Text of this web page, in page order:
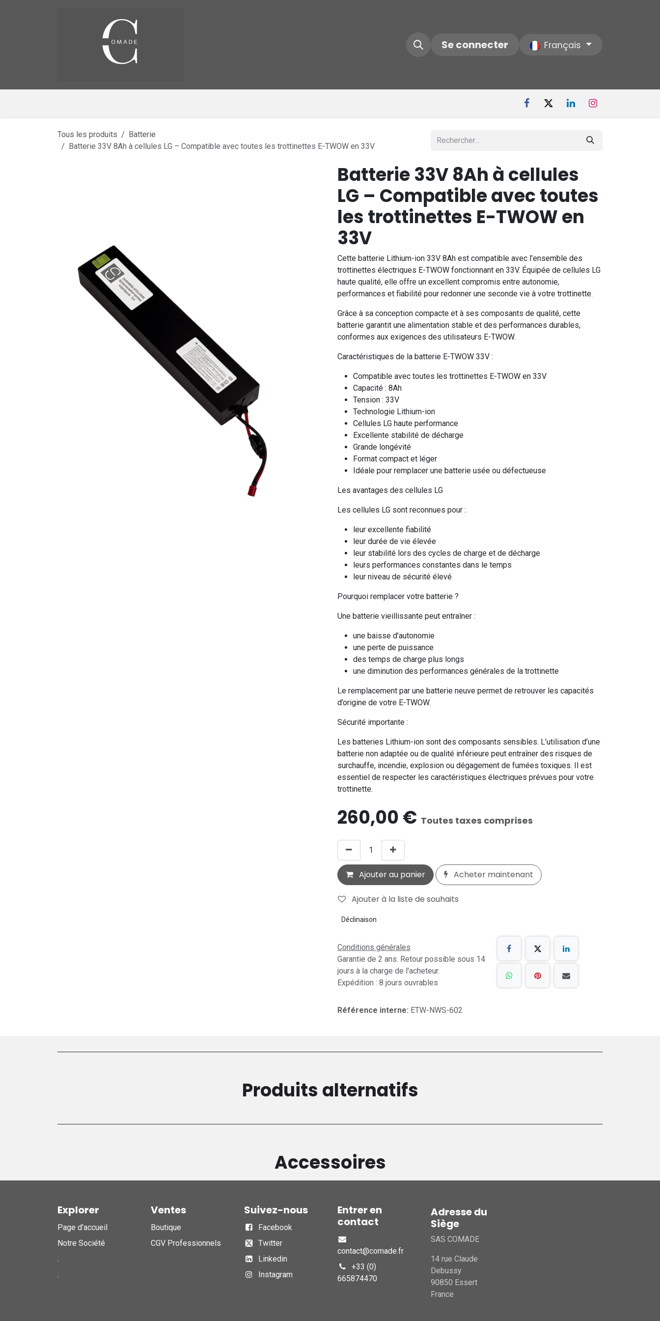
Contactez-nous Notre Société
Se connecter Français
Tous les produits
Batterie
Batterie 33V 8Ah à cellules LG – Compatible avec toutes les trottinettes E-TWOW en 33V
Batterie 33V 8Ah à cellules
LG – Compatible avec toutes
les trottinettes E-TWOW en
33V
Cette batterie Lithium-ion 33V 8Ah est compatible avec l’ensemble des
trottinettes électriques E-TWOW fonctionnant en 33V. Équipée de cellules LG
haute qualité, elle offre un excellent compromis entre autonomie,
performances et fiabilité pour redonner une seconde vie à votre trottinette.
Grâce à sa conception compacte et à ses composants de qualité, cette
batterie garantit une alimentation stable et des performances durables,
conformes aux exigences des utilisateurs E-TWOW.
Caractéristiques de la batterie E-TWOW 33V :
Compatible avec toutes les trottinettes E-TWOW en 33V
Capacité : 8Ah
Tension : 33V
Technologie Lithium-ion
Cellules LG haute performance
Excellente stabilité de décharge
Grande longévité
Format compact et léger
Idéale pour remplacer une batterie usée ou défectueuse
Les avantages des cellules LG
Les cellules LG sont reconnues pour :
leur excellente fiabilité
leur durée de vie élevée
leur stabilité lors des cycles de charge et de décharge
leurs performances constantes dans le temps
leur niveau de sécurité élevé
Pourquoi remplacer votre batterie ?
Une batterie vieillissante peut entraîner :
une baisse d’autonomie
une perte de puissance
des temps de charge plus longs
une diminution des performances générales de la trottinette
Le remplacement par une batterie neuve permet de retrouver les capacités
d’origine de votre E-TWOW.
Sécurité importante :
Les batteries Lithium-ion sont des composants sensibles. L’utilisation d’une
batterie non adaptée ou de qualité inférieure peut entraîner des risques de
surchauffe, incendie, explosion ou dégagement de fumées toxiques. Il est
essentiel de respecter les caractéristiques électriques prévues pour votre
trottinette.
260,00€ Toutes taxes comprises
Ajouter au panier Acheter maintenant
Ajouter à la liste de souhaits
Déclinaison
Conditions générales
Garantie de 2 ans. Retour possible sous 14
jours à la charge de l'acheteur.
Expédition : 8 jours ouvrables
Référence interne: ETW-NWS-602
Produits alternatifs
Accessoires
Explorer
Page d'accueil
Notre Société
.
.
Ventes
Boutique
CGV Professionnels
Suivez-nous
Facebook
Twitter
Linkedin
Instagram
Entrer en
contact
contact@comade.fr
+33 (0)
665874470
Adresse du
Siège
SAS COMADE
14 rue Claude
Debussy
90850 Essert
France